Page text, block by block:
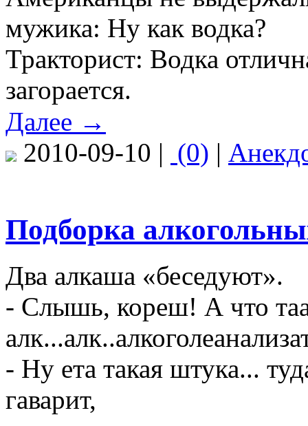
мужика: Ну как водка?
Тракторист: Водка
загорается.
Далее →
2010-09-10 | (0) |
Подборка
Два алкаша «беседуют».
- Слышь, кореш! А что
- Ну ета такая штука...
гаварит,